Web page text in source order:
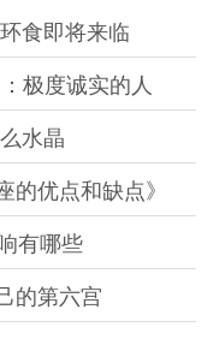
食即将来临
极度诚实的人
水晶
优点和缺点》
有哪些
的第六宫